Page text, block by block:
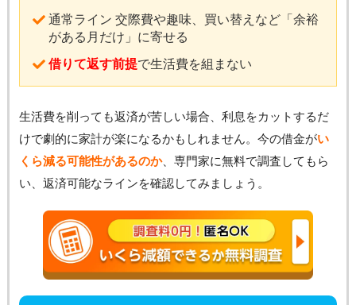
通常ライン 交際費や趣味、買い替えなど「余裕
がある月だけ」に寄せる
借りて返す前提で生活費を組まない
生活費を削っても返済が苦しい場合、利息をカットするだ
けで劇的に家計が楽になるかもしれません。今の借金がい
くら減る可能性があるのか、専門家に無料で調査してもら
い、返済可能なラインを確認してみましょう。